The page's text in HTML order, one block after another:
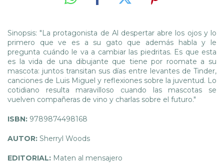
Sinopsis: "La protagonista de Al despertar abre los ojos y lo
primero que ve es a su gato que además habla y le
pregunta cuándo le va a cambiar las piedritas. Es que esta
es la vida de una dibujante que tiene por roomate a su
mascota: juntos transitan sus días entre levantes de Tinder,
canciones de Luis Miguel y reflexiones sobre la juventud. Lo
cotidiano resulta maravilloso cuando las mascotas se
vuelven compañeras de vino y charlas sobre el futuro."
ISBN: 9789874498168
AUTOR: Sherryl Woods
EDITORIAL: Maten al mensajero